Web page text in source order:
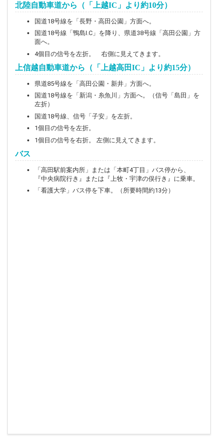
北陸自動車道から（「上越IC」より約10分）
国道18号線を「長野・高田公園」方面へ。
国道18号線「鴨島I.C」を降り、県道38号線「高田公園」方
面へ。
4個目の信号を左折。 右側に見えてきます。
上信越自動車道から（「上越高田IC」より約15分）
県道85号線を「高田公園・新井」方面へ。
国道18号線を「新潟・糸魚川」方面へ。（信号「島田」を
左折）
国道18号線、信号「子安」を左折。
1個目の信号を左折。
1個目の信号を右折。 左側に見えてきます。
バス
「高田駅前案内所」または「本町4丁目」バス停から、
『中央病院行き』または『上牧・宇津の俣行き』に乗車。
「看護大学」バス停を下車。（所要時間約13分）